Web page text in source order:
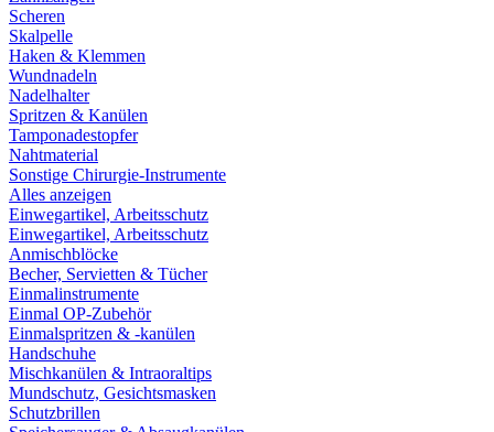
Scheren
Skalpelle
Haken & Klemmen
Wundnadeln
Nadelhalter
Spritzen & Kanülen
Tamponadestopfer
Nahtmaterial
Sonstige Chirurgie-Instrumente
Alles anzeigen
Einwegartikel, Arbeitsschutz
Einwegartikel, Arbeitsschutz
Anmischblöcke
Becher, Servietten & Tücher
Einmalinstrumente
Einmal OP-Zubehör
Einmalspritzen & -kanülen
Handschuhe
Mischkanülen & Intraoraltips
Mundschutz, Gesichtsmasken
Schutzbrillen